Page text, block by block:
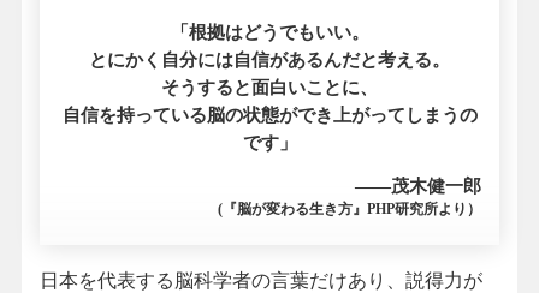
「根拠はどうでもいい。
とにかく自分には自信があるんだと考える。
そうすると面白いことに、
自信を持っている脳の状態ができ上がってしまうの
です」
――茂木健一郎
(『脳が変わる生き方』PHP研究所より）
日本を代表する脳科学者の言葉だけあり、説得力が